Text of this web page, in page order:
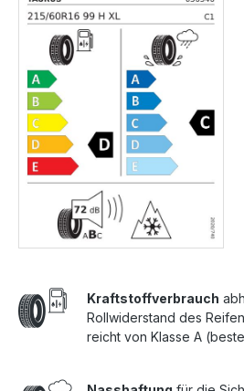
Kraftstoffverbrauch
Rollwiderstand des
reicht von Klasse A